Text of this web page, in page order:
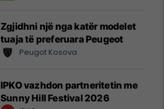
Zgjidhni një nga katër modelet
tuaja të preferuara Peugeot
Peugot Kosova
IPKO vazhdon partneritetin me
Sunny Hill Festival 2026